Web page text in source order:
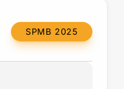
SPMB 2025